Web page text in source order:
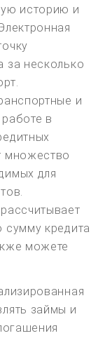
историю и
за несколько
и
в
множество
для
сумму кредита
можете
займы и